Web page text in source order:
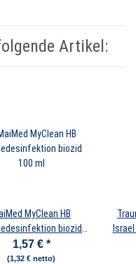
Artikel:
MyClean HB
biozid
100 ml
1,57 € *
(1,32 € netto)